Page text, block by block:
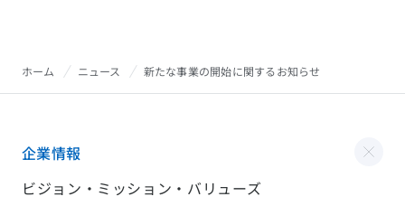
ホーム ニュース 新たな事業の開始に関するお知らせ
企業情報
ビジョン・ミッション・バリューズ